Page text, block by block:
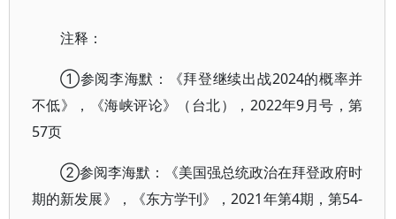
注释：
①参阅李海默：《拜登继续出战2024的概率并
不低》，《海峡评论》（台北），2022年9月号，第
57页
②参阅李海默：《美国强总统政治在拜登政府时
期的新发展》，《东方学刊》，2021年第4期，第54-